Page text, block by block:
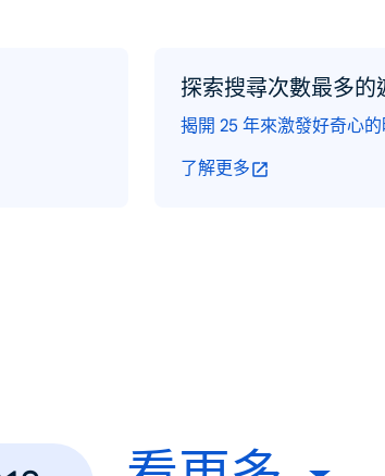
探索搜尋次數最多的
揭開 25 年來激發好奇心
了解更多